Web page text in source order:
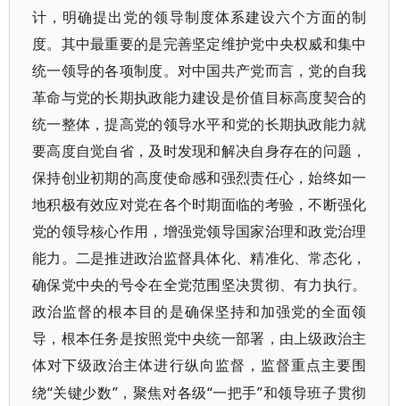
计，明确提出党的领导制度体系建设六个方面的制
度。其中最重要的是完善坚定维护党中央权威和集中
统一领导的各项制度。对中国共产党而言，党的自我
革命与党的长期执政能力建设是价值目标高度契合的
统一整体，提高党的领导水平和党的长期执政能力就
要高度自觉自省，及时发现和解决自身存在的问题，
保持创业初期的高度使命感和强烈责任心，始终如一
地积极有效应对党在各个时期面临的考验，不断强化
党的领导核心作用，增强党领导国家治理和政党治理
能力。二是推进政治监督具体化、精准化、常态化，
确保党中央的号令在全党范围坚决贯彻、有力执行。
政治监督的根本目的是确保坚持和加强党的全面领
导，根本任务是按照党中央统一部署，由上级政治主
体对下级政治主体进行纵向监督，监督重点主要围
绕“关键少数”，聚焦对各级“一把手”和领导班子贯彻